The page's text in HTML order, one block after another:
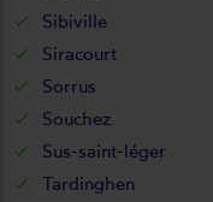
Sibiville
Siracourt
Sorrus
Souchez
Sus-saint-léger
Tardinghen